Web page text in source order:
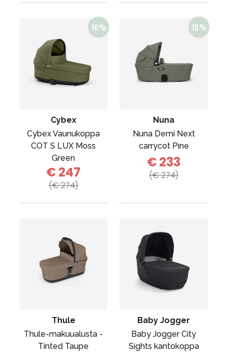
Cybex
Cybex Vaunukoppa
COT S LUX Moss
Green
€ 247
(€ 274)
Nuna
Nuna Demi Next
carrycot Pine
€ 233
(€ 274)
Thule
Thule-makuualusta -
Tinted Taupe
Baby Jogger
Baby Jogger City
Sights kantokoppa